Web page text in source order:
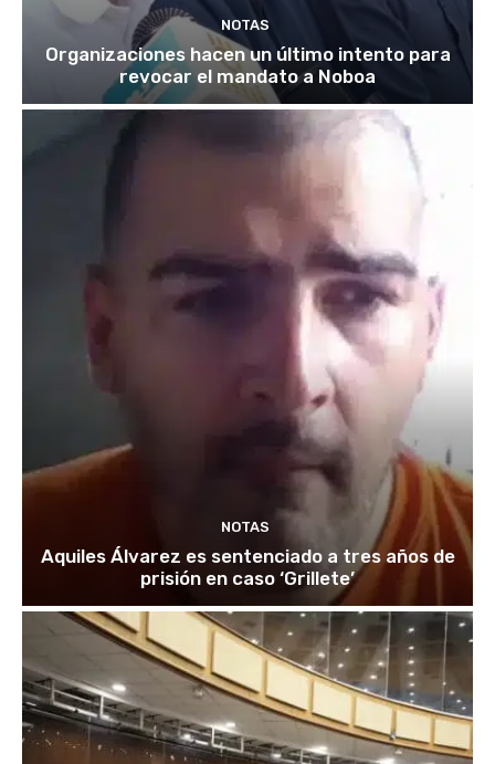
NOTAS
Organizaciones hacen un último intento para
revocar el mandato a Noboa
NOTAS
Aquiles Álvarez es sentenciado a tres años de
prisión en caso ‘Grillete’